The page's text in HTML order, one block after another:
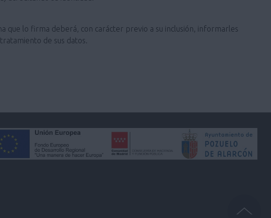
que lo firma deberá, con carácter previo a su inclusión, informarles
de sus datos.